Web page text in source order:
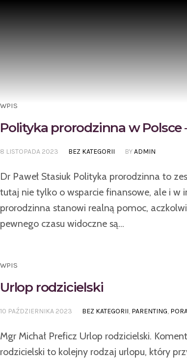
WPIS
Polityka prorodzinna w Polsce
8 LISTOPADA 2023 BEZ KATEGORII BYADMIN
Dr Paweł Stasiuk Polityka prorodzinna to
tutaj nie tylko o wsparcie finansowe, ale i w
prorodzinna stanowi realną pomoc,
pewnego czasu widoczne są...
WPIS
Urlop rodzicielski
10 PAŹDZIERNIKA 2023 BEZ KATEGORII, PARENTING,
Mgr Michał Preficz Urlop rodzicielski.
rodzicielski to kolejny rodzaj urlopu, który